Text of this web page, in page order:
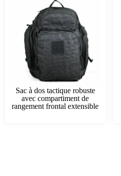
Sac à dos tactique robuste
avec compartiment de
rangement frontal extensible